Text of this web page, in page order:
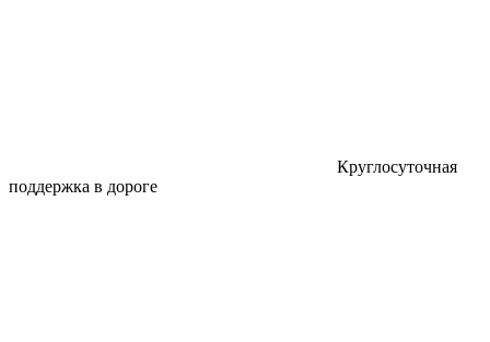
Круглосуточная
поддержка в дороге